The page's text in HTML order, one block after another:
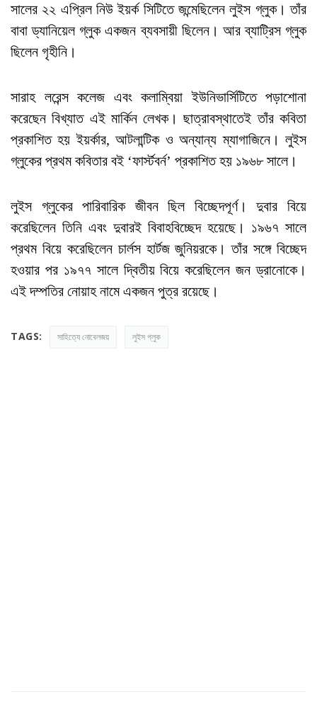
সালের ২২ এপ্রিল নিউ ইয়র্ক সিটিতে জন্মেছিলেন লুইস গ্লুক। তাঁর
বাবা ড্যানিয়েল গ্লুক একজন ব্যবসায়ী ছিলেন। আর ব্যাট্রিস গ্লুক
ছিলেন গৃহীনি।
সারাহ লরেন্স কলেজ এবং কলাম্বিয়া ইউনিভার্সিটিতে পড়াশোনা
করেছেন বিখ্যাত এই মার্কিন লেখক। ছাত্রাবস্থাতেই তাঁর কবিতা
প্রকাশিত হয় ইয়র্কার, আটলান্টিক ও অন্যান্য ম্যাগাজিনে। লুইস
গ্লুকের প্রথম কবিতার বই ‘ফার্স্টবর্ন’ প্রকাশিত হয় ১৯৬৮ সালে।
লুইস গ্লুকের পারিবারিক জীবন ছিল বিচ্ছেদপূর্ণ। দুবার বিয়ে
করেছিলেন তিনি এবং দুবারই বিবাহবিচ্ছেদ হয়েছে। ১৯৬৭ সালে
প্রথম বিয়ে করেছিলেন চার্লস হার্টজ জুনিয়রকে। তাঁর সঙ্গে বিচ্ছেদ
হওয়ার পর ১৯৭৭ সালে দ্বিতীয় বিয়ে করেছিলেন জন ড্রানোকে।
এই দম্পতির নোয়াহ নামে একজন পুত্র রয়েছে।
TAGS: সাহিত্যে নোবেলজয় লুইস গ্লুক